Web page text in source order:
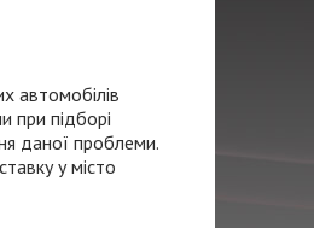
автомобілів
при підборі
даної проблеми.
у місто